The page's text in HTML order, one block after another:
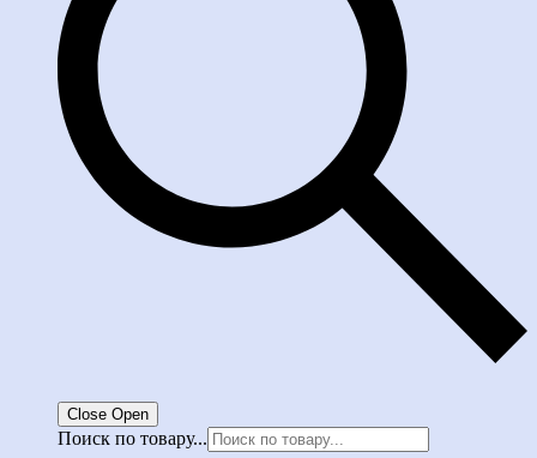
Close Open
Поиск по товару...